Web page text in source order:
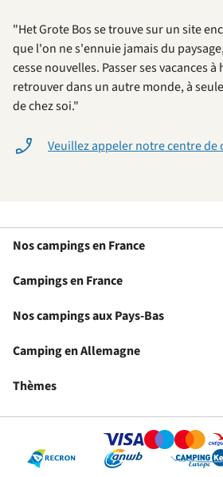
"Het Grote Bos se trouve sur un site
que l'on ne s'ennuie jamais du
cesse nouvelles. Passer ses vacances
retrouver dans un autre monde, à
de chez soi."
Veuillez appeler notre centre de
Nos campings en France
Campings en France
Nos campings aux Pays-Bas
Camping en Allemagne
Thèmes